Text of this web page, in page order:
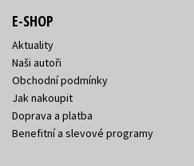
E-SHOP
Aktuality
Naši autoři
Obchodní podmínky
Jak nakoupit
Doprava a platba
Benefitní a slevové programy